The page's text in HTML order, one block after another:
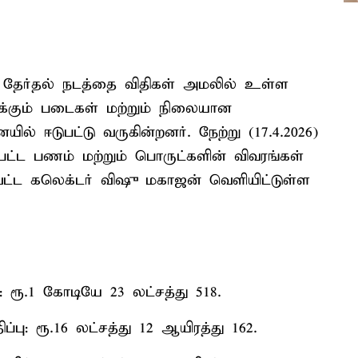
தேர்தல் நடத்தை விதிகள் அமலில் உள்ள
படைகள் மற்றும் நிலையான
ஈடுபட்டு வருகின்றனர். நேற்று (17.4.2026)
பணம் மற்றும் பொருட்களின் விவரங்கள்
கலெக்டர் விஷு மகாஜன் வெளியிட்டுள்ள
கோடியே 23 லட்சத்து 518.
ரூ.16 லட்சத்து 12 ஆயிரத்து 162.